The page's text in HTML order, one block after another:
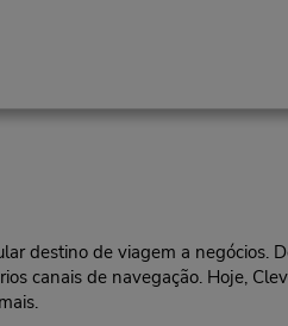
destino de viagem a
canais de navegação. Hoje,